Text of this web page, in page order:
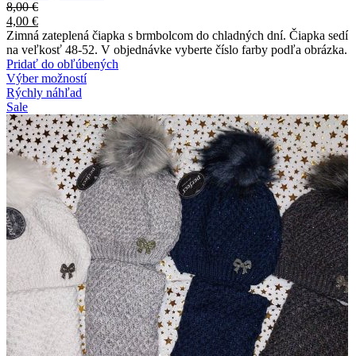
8,00€
4,00 €
Zimná zateplená čiapka s brmbolcom do chladných dní. Čiapka sedí
na veľkosť 48-52. V objednávke vyberte číslo farby podľa obrázka.
Pridať do obľúbených
Výber možností
Rýchly náhľad
Sale